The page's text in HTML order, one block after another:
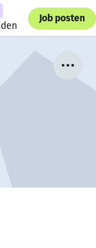
Job posten